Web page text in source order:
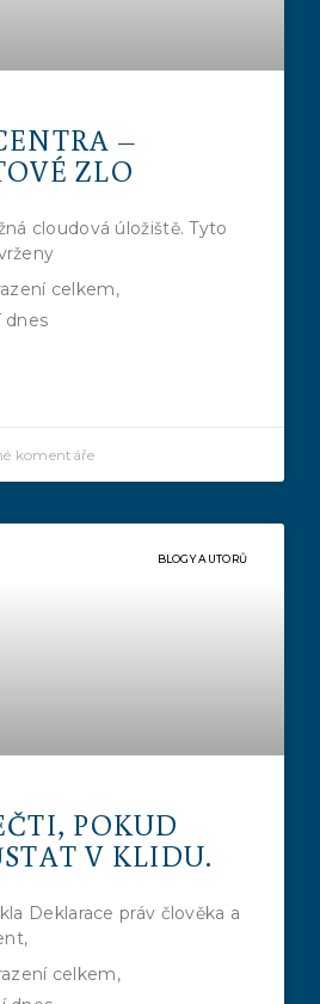
–
ZLO
cloudová úložiště. Tyto
celkem,
dnes
komentáře
BLOGY AUTORŮ
POKUD
V KLIDU.
Deklarace práv člověka a
celkem,